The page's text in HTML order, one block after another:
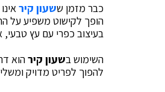
כבר מזמן ששעון קיר
הופך לקישוט משפיע על
בעיצוב כפרי עם עץ טבעי,
השימוש בשעון קירהוא
להפוך לפריט מדויק